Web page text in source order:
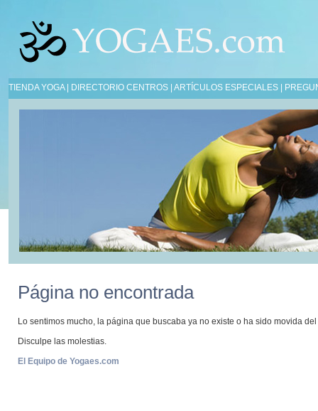
TIENDA YOGA| DIRECTORIO CENTROS ARTÍCULOS ESPECIALES
Página no encontrada
Lo sentimos mucho, la página que buscaba ya no existe o ha sido movida del
Disculpe las molestias.
El Equipo de Yogaes.com